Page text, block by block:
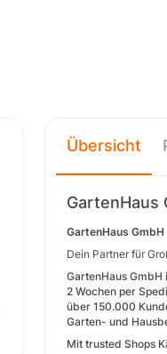
Übersicht
GartenHaus
GartenHaus GmbH
Dein Partner für
GartenHaus GmbH
2 Wochen per
über 150.000
Garten- und
Mit trusted Shops